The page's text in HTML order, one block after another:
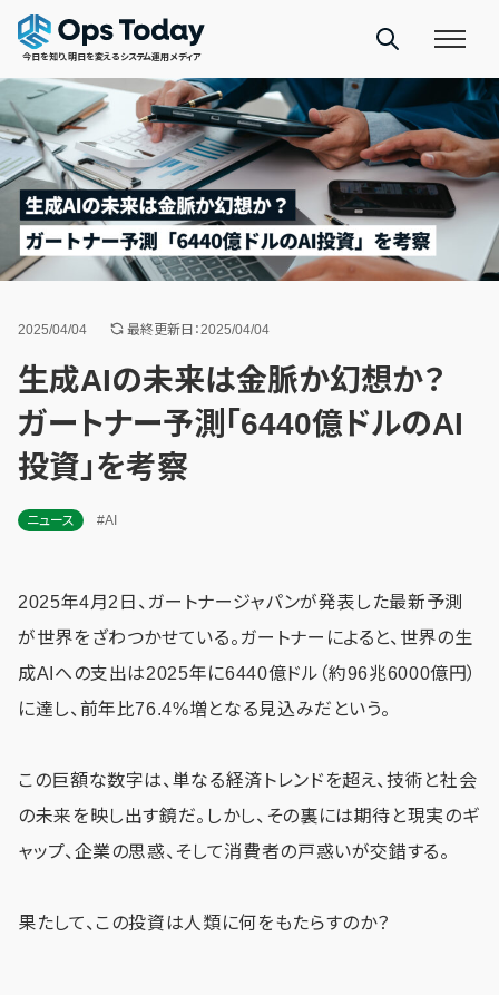
今日を知り、明日を変えるシステム運用メディア
2025/04/04 最終更新日：2025/04/04
生成AIの未来は金脈か幻想か？
ガートナー予測「6440億ドルのAI
投資」を考察
ニュース #AI
2025年4月2日、ガートナージャパンが発表した最新予測
が世界をざわつかせている。ガートナーによると、世界の生
成AIへの支出は2025年に6440億ドル（約96兆6000億円）
に達し、前年比76.4%増となる見込みだという。
この巨額な数字は、単なる経済トレンドを超え、技術と社会
の未来を映し出す鏡だ。しかし、その裏には期待と現実のギ
ャップ、企業の思惑、そして消費者の戸惑いが交錯する。
果たして、この投資は人類に何をもたらすのか？